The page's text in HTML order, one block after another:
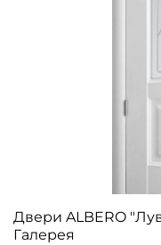
Двери ALBERO
Галерея